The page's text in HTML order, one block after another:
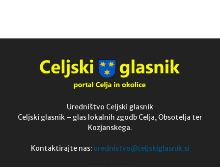
Uredništvo Celjski glasnik
Celjski glasnik – glas lokalnih zgodb Celja, Obsotelja ter
Kozjanskega.
Kontaktirajte nas: urednistvo@celjskiglasnik.si